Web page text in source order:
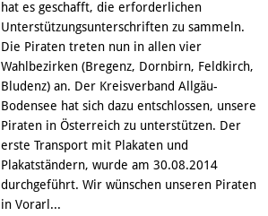
hat es geschafft, die erforderlichen
Unterstützungsunterschriften zu sammeln.
Die Piraten treten nun in allen vier
Wahlbezirken (Bregenz, Dornbirn, Feldkirch,
Bludenz) an. Der Kreisverband Allgäu-
Bodensee hat sich dazu entschlossen, unsere
Piraten in Österreich zu unterstützen. Der
erste Transport mit Plakaten und
Plakatständern, wurde am 30.08.2014
durchgeführt. Wir wünschen unseren Piraten
in Vorarl...